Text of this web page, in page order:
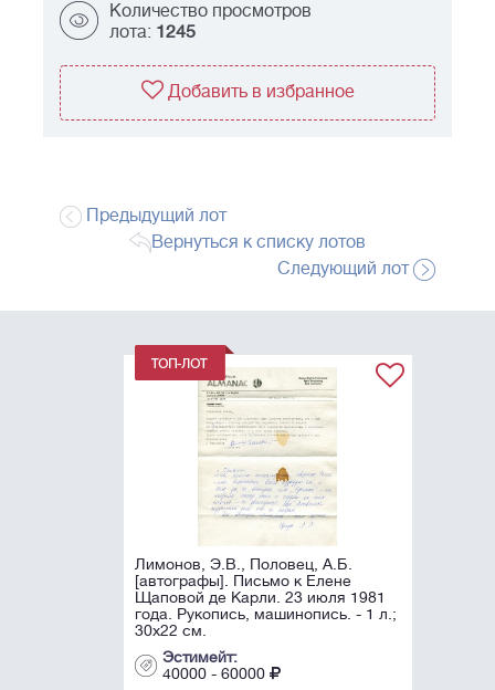
Количество просмотров
лота: 1245
Добавить в избранное
Предыдущий лот
Вернуться к списку лотов
Следующий лот
Лимонов, Э.В., Половец, А.Б.
[автографы]. Письмо к Елене
Щаповой де Карли. 23 июля 1981
года. Рукопись, машинопись. - 1 л.;
30х22 см.
Эстимейт:
40000 - 60000